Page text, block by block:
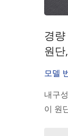
경
원단
모델
내구
이 원